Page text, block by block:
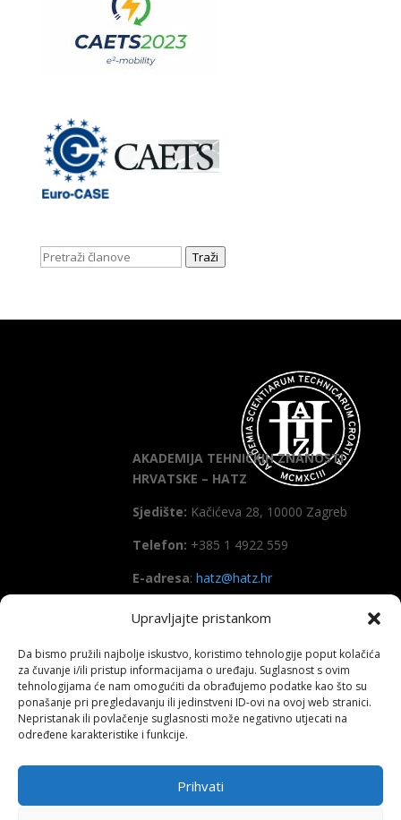
Upravljajte pristankom
Da bismo pružili najbolje iskustvo, koristimo tehnologije poput kolačića
za čuvanje i/ili pristup informacijama o uređaju. Suglasnost s ovim
tehnologijama će nam omogućiti da obrađujemo podatke kao što su
ponašanje pri pregledavanju ili jedinstveni ID-ovi na ovoj web stranici.
Nepristanak ili povlačenje suglasnosti može negativno utjecati na
određene karakteristike i funkcije.
Prihvati
Traži
AKADEMIJA TEHNIČKIH ZNANOSTI
HRVATSKE – HATZ
Sjedište: Kačićeva 28, 10000 Zagreb
Telefon: +385 1 4922 559
E-adresa: hatz@hatz.hr
OIB: 89465386965
IBAN HR7923600001101573628
(Zagrebačka banka d.d)
SWIFT: ZABAHR2X